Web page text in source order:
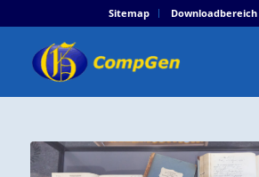
Sitemap Downloadbereich